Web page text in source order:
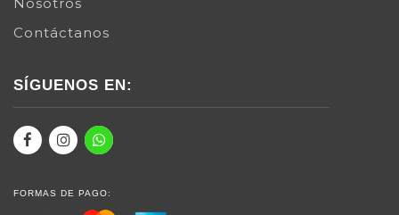
Contáctanos
SÍGUENOS EN:
FORMAS DE PAGO: